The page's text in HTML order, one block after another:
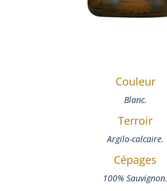
Couleur
Blanc.
Terroir
Argilo-calcaire.
Cépages
100% Sauvignon.